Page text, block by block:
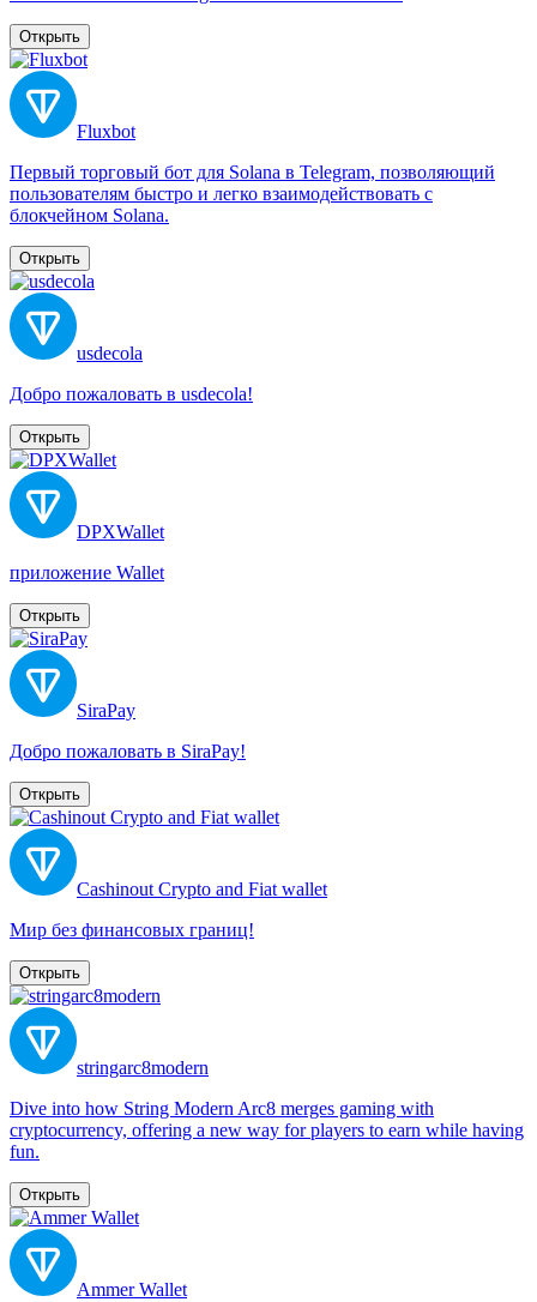
Открыть
Fluxbot
Первый торговый бот для Solana в Telegram, позволяющий
пользователям быстро и легко взаимодействовать с
блокчейном Solana.
Открыть
usdecola
Добро пожаловать в usdecola!
Открыть
DPXWallet
приложение Wallet
Открыть
SiraPay
Добро пожаловать в SiraPay!
Открыть
Cashinout Crypto and Fiat wallet
Мир без финансовых границ!
Открыть
stringarc8modern
Dive into how String Modern Arc8 merges gaming with
cryptocurrency, offering a new way for players to earn while having
fun.
Открыть
Ammer Wallet